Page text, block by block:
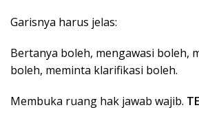
Garisnya harus jelas:
Bertanya boleh, mengawasi boleh,
boleh, meminta klarifikasi boleh.
Membuka ruang hak jawab wajib.